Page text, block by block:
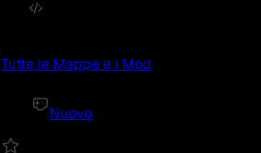
Tutte le Mappe e i Mod
Nuovo